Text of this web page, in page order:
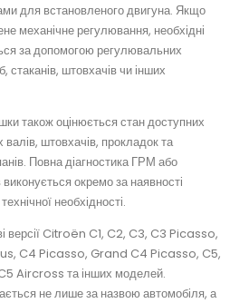
для встановленого двигуна. Якщо
механічне регулювання, необхідні
за допомогою регулювальних
стаканів, штовхачів чи інших
також оцінюється стан доступних
штовхачів, прокладок та
Повна діагностика ГРМ або
окремо за наявності
необхідності.
версії Citroën C1, C2, C3, C3 Picasso,
C4 Picasso, Grand C4 Picasso, C5,
Aircross та інших моделей.
не лише за назвою автомобіля, а